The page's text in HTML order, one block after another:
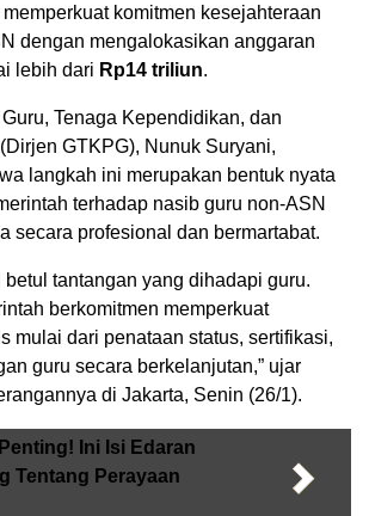
komitmen kesejahteraan
dengan mengalokasikan anggaran
lebih dari Rp14 triliun.
Tenaga Kependidikan, dan
GTKPG), Nunuk Suryani,
langkah ini merupakan bentuk nyata
terhadap nasib guru non-ASN
secara profesional dan bermartabat.
betul tantangan yang dihadapi guru.
berkomitmen memperkuat
mulai dari penataan status, sertifikasi,
guru secara berkelanjutan,” ujar
di Jakarta, Senin (26/1).
Penting! Ini Isi Edaran
Tentang Perayaan